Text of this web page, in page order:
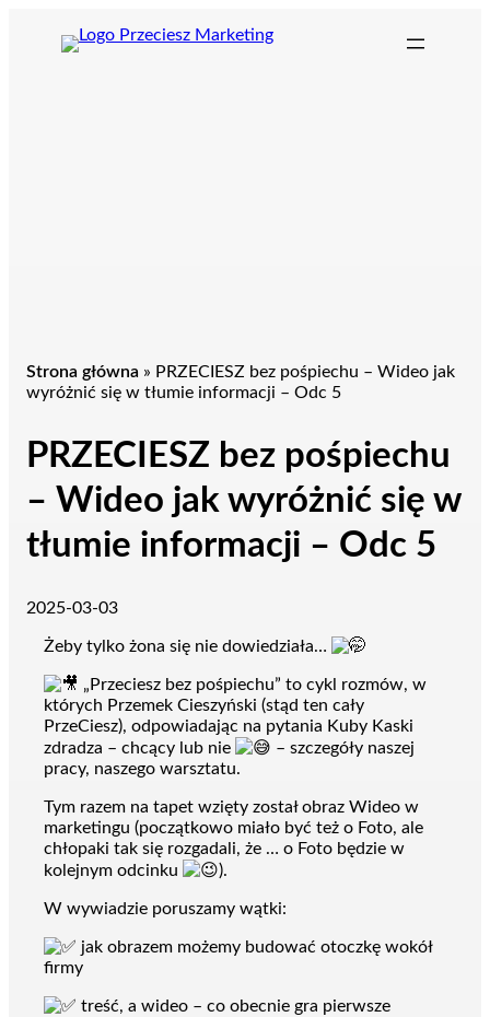
Strona główna » PRZECIESZ bez pośpiechu – Wideo jak
wyróżnić się w tłumie informacji – Odc 5
PRZECIESZ bez pośpiechu
– Wideo jak wyróżnić się w
tłumie informacji – Odc 5
2025-03-03
Żeby tylko żona się nie dowiedziała…
„Przeciesz bez pośpiechu” to cykl rozmów, w
których Przemek Cieszyński (stąd ten cały
PrzeCiesz), odpowiadając na pytania Kuby Kaski
zdradza – chcący lub nie
– szczegóły naszej
pracy, naszego warsztatu.
Tym razem na tapet wzięty został obraz Wideo w
marketingu (początkowo miało być też o Foto, ale
chłopaki tak się rozgadali, że … o Foto będzie w
kolejnym odcinku
).
W wywiadzie poruszamy wątki:
jak obrazem możemy budować otoczkę wokół
firmy
treść, a wideo – co obecnie gra pierwsze